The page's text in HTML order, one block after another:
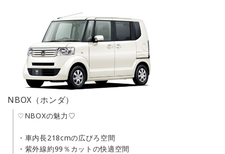
NBOX（ホンダ）
♡NBOXの魅力♡
・車内長218cmの広びろ空間
・紫外線約99％カットの快適空間